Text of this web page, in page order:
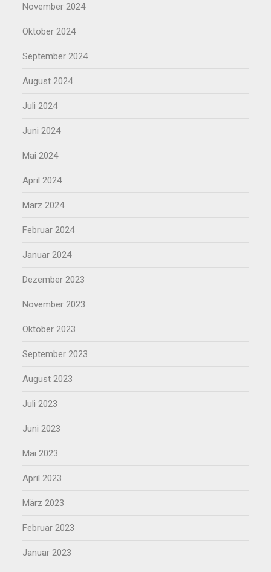
November 2024
Oktober 2024
September 2024
August 2024
Juli 2024
Juni 2024
Mai 2024
April 2024
März 2024
Februar 2024
Januar 2024
Dezember 2023
November 2023
Oktober 2023
September 2023
August 2023
Juli 2023
Juni 2023
Mai 2023
April 2023
März 2023
Februar 2023
Januar 2023